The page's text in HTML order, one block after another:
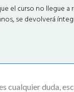
el curso no llegue a
se devolverá
cualquier duda,